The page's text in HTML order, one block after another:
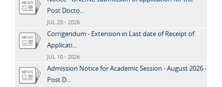
Post Docto...
JUL 25 - 2026
Corrigendum - Extension in Last date of Receipt of
Applicati...
JUL 10 - 2026
Admission Notice for Academic Session - August 2026 -
Post D...